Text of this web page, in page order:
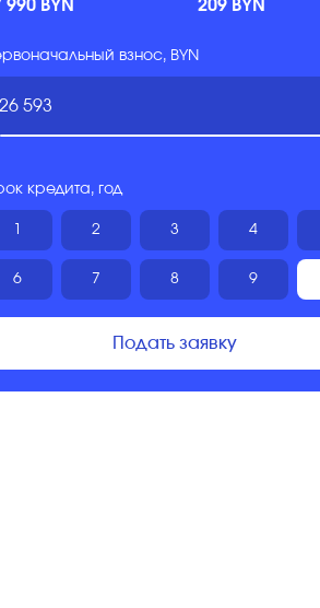
990 BYN 209 BYN
взнос, BYN
кредита, год
2 3 4
6 7 8 9
Подать заявку